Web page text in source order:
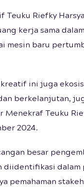
Teuku Riefky
kerja sama
mesin baru
ini juga
berkelanjutan,
Teuku
2024.
besar
diidentifikasi dalam
pemahaman